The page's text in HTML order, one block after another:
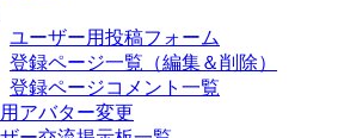
ユーザー用投稿フォーム
登録ページ一覧（編集＆削除）
登録ページコメント一覧
アバター変更